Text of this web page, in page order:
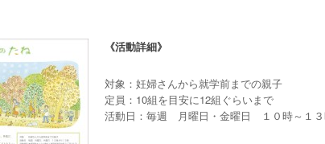
《活動詳細》
対象：妊婦さんから就学前までの親子
定員：10組を目安に12組ぐらいまで
活動日：毎週 月曜日・金曜日 １０時～１